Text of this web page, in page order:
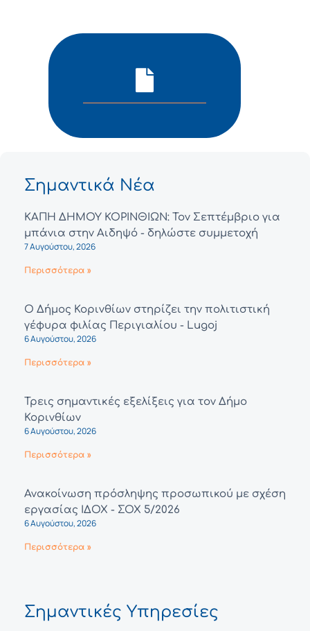
Σημαντικά Νέα
ΚΑΠΗ ΔΗΜΟΥ ΚΟΡΙΝΘΙΩΝ: Τον Σεπτέμβριο για
μπάνια στην Αιδηψό - δηλώστε συμμετοχή
7 Αυγούστου, 2026
Περισσότερα »
Ο Δήμος Κορινθίων στηρίζει την πολιτιστική
γέφυρα φιλίας Περιγιαλίου - Lugoj
6 Αυγούστου, 2026
Περισσότερα »
Τρεις σημαντικές εξελίξεις για τον Δήμο
Κορινθίων
6 Αυγούστου, 2026
Περισσότερα »
Ανακοίνωση πρόσληψης προσωπικού με σχέση
εργασίας ΙΔΟΧ - ΣΟΧ 5/2026
6 Αυγούστου, 2026
Περισσότερα »
Σημαντικές Υπηρεσίες